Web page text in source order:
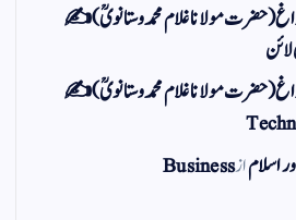
مولانا غلام محمد وستانویؒ)✍
مولانا غلام محمد وستانویؒ)✍
اسلامازBusiness